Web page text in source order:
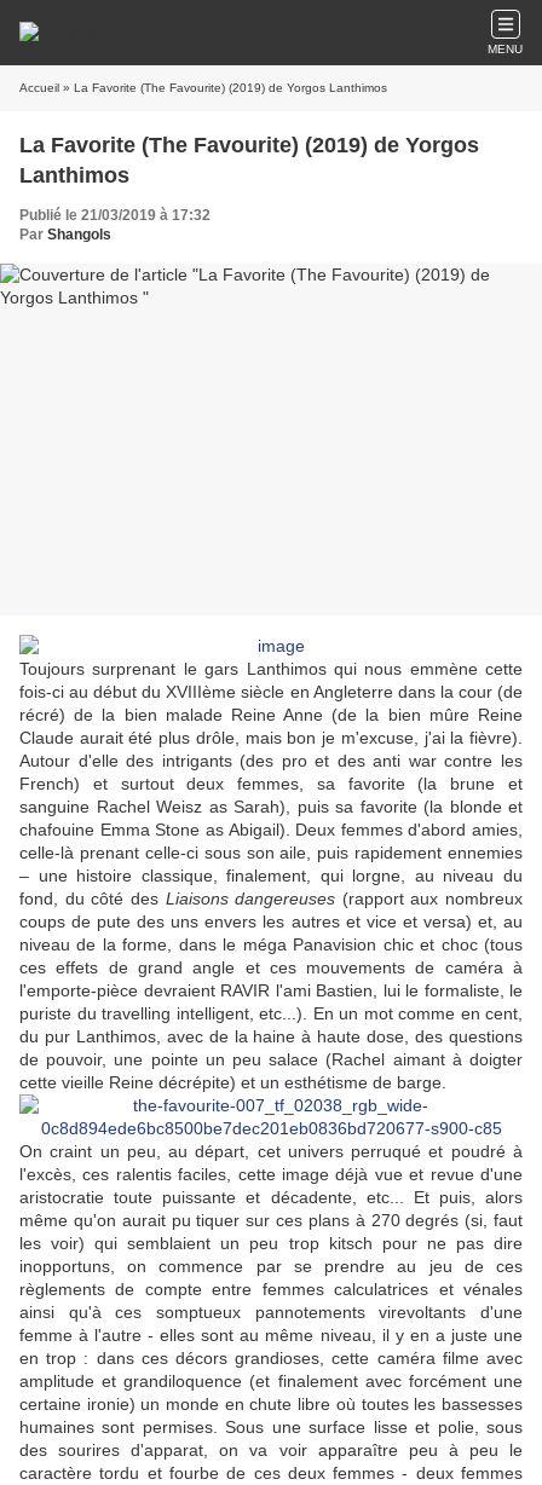
MENU
Accueil » La Favorite (The Favourite) (2019) de Yorgos Lanthimos
La Favorite (The Favourite) (2019) de Yorgos
Lanthimos
Publié le 21/03/2019 à 17:32
Par Shangols
Toujours surprenant le gars Lanthimos qui nous emmène cette
fois-ci au début du XVIIIème siècle en Angleterre dans la cour (de
récré) de la bien malade Reine Anne (de la bien mûre Reine
Claude aurait été plus drôle, mais bon je m'excuse, j'ai la fièvre).
Autour d'elle des intrigants (des pro et des anti war contre les
French) et surtout deux femmes, sa favorite (la brune et
sanguine Rachel Weisz as Sarah), puis sa favorite (la blonde et
chafouine Emma Stone as Abigail). Deux femmes d'abord amies,
celle-là prenant celle-ci sous son aile, puis rapidement ennemies
– une histoire classique, finalement, qui lorgne, au niveau du
fond, du côté des Liaisons dangereuses (rapport aux nombreux
coups de pute des uns envers les autres et vice et versa) et, au
niveau de la forme, dans le méga Panavision chic et choc (tous
ces effets de grand angle et ces mouvements de caméra à
l'emporte-pièce devraient RAVIR l'ami Bastien, lui le formaliste, le
puriste du travelling intelligent, etc...). En un mot comme en cent,
du pur Lanthimos, avec de la haine à haute dose, des questions
de pouvoir, une pointe un peu salace (Rachel aimant à doigter
cette vieille Reine décrépite) et un esthétisme de barge.
On craint un peu, au départ, cet univers perruqué et poudré à
l'excès, ces ralentis faciles, cette image déjà vue et revue d'une
aristocratie toute puissante et décadente, etc... Et puis, alors
même qu'on aurait pu tiquer sur ces plans à 270 degrés (si, faut
les voir) qui semblaient un peu trop kitsch pour ne pas dire
inopportuns, on commence par se prendre au jeu de ces
règlements de compte entre femmes calculatrices et vénales
ainsi qu'à ces somptueux pannotements virevoltants d'une
femme à l'autre - elles sont au même niveau, il y en a juste une
en trop : dans ces décors grandioses, cette caméra filme avec
amplitude et grandiloquence (et finalement avec forcément une
certaine ironie) un monde en chute libre où toutes les bassesses
humaines sont permises. Sous une surface lisse et polie, sous
des sourires d'apparat, on va voir apparaître peu à peu le
caractère tordu et fourbe de ces deux femmes - deux femmes